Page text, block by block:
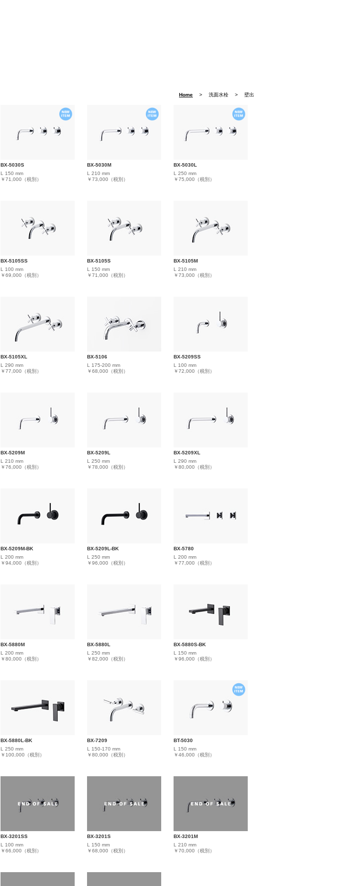
Home > 洗面水栓 > 壁出
BX-5030S
L 150 mm
￥71,000（税別）
BX-5030M
L 210 mm
￥73,000（税別）
BX-5030L
L 250 mm
￥75,000（税別）
BX-5105SS
L 100 mm
￥69,000（税別）
BX-5105S
L 150 mm
￥71,000（税別）
BX-5105M
L 210 mm
￥73,000（税別）
BX-5105XL
L 290 mm
￥77,000（税別）
BX-5106
L 175-200 mm
￥68,000（税別）
BX-5209SS
L 100 mm
￥72,000（税別）
BX-5209M
L 210 mm
￥76,000（税別）
BX-5209L
L 250 mm
￥78,000（税別）
BX-5209XL
L 290 mm
￥80,000（税別）
BX-5209M-BK
L 200 mm
￥94,000（税別）
BX-5209L-BK
L 250 mm
￥96,000（税別）
BX-5780
L 200 mm
￥77,000（税別）
BX-5880M
L 200 mm
￥80,000（税別）
BX-5880L
L 250 mm
￥82,000（税別）
BX-5880S-BK
L 150 mm
￥96,000（税別）
BX-5880L-BK
L 250 mm
￥100,000（税別）
BX-7209
L 150-170 mm
￥80,000（税別）
BT-5030
L 150 mm
￥46,000（税別）
BX-3201SS
L 100 mm
￥66,000（税別）
BX-3201S
L 150 mm
￥68,000（税別）
BX-3201M
L 210 mm
￥70,000（税別）